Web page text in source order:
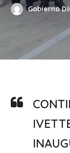
Gobierno